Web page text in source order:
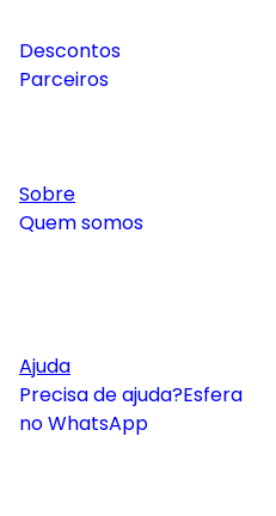
Descontos
Parceiros
Sobre
Quem somos
Ajuda
Precisa de ajuda?Esfera
no WhatsApp